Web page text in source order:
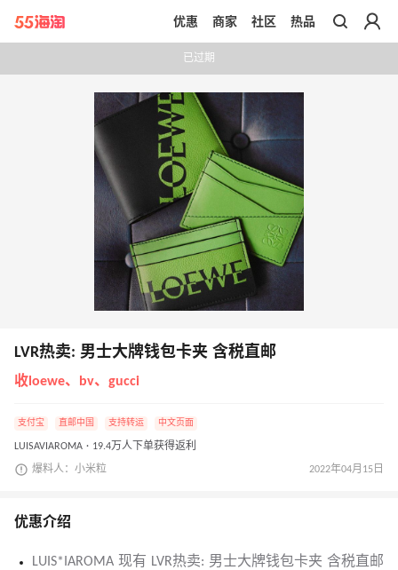
带你去官网买正品
优惠 商家 社区 热品
已过期
LVR热卖: 男士大牌钱包卡夹 含税直邮
收loewe、bv、gucci
支付宝 直邮中国 支持转运 中文页面
LUISAVIAROMA · 19.4万人下单获得返利
爆料人：小米粒 2022年04月15日
优惠介绍
LUIS*IAROMA 现有 LVR热卖: 男士大牌钱包卡夹 含税直邮